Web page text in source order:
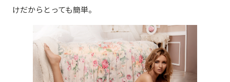
けだからとっても簡単。